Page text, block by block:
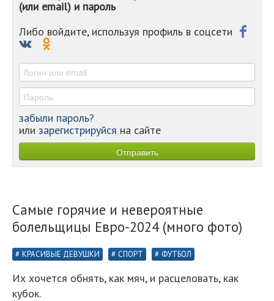
-
(или email) и пароль
Либо войдите, используя профиль в соцсети
забыли пароль?
или зарегистрируйся на сайте
Самые горячие и невероятные
болельщицы Евро-2024 (много фото)
КРАСИВЫЕ ДЕВУШКИ СПОРТ ФУТБОЛ
Их хочется обнять, как мяч, и расцеловать, как
кубок.